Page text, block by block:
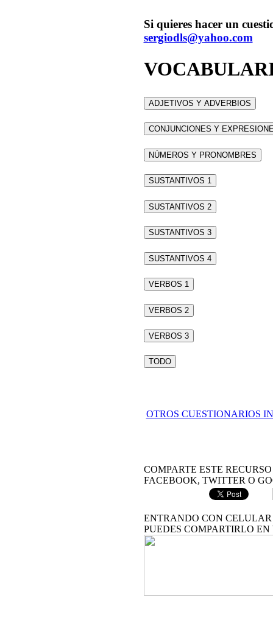
Si quieres hacer un
sergiodls@yahoo.com
ADJETIVOS Y ADVERBIOS
CONJUNCIONES Y
NÚMEROS Y PRONOMBRES
SUSTANTIVOS 1
SUSTANTIVOS 2
SUSTANTIVOS 3
SUSTANTIVOS 4
VERBOS 1
VERBOS 2
VERBOS 3
TODO
OTROS CUESTIONARIOS
COMPARTE ESTE
FACEBOOK, TWITTER O
ENTRANDO CON
PUEDES COMPARTIRLO EN